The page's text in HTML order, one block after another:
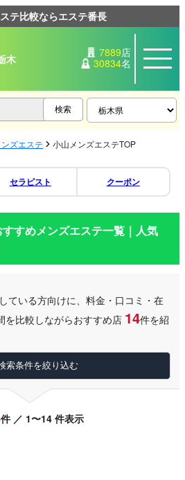
テ比較ならエステ番長
木 7889店
30834名
ズエステ 小山メンズエステTOP
セラピスト クーポン
すめメンズエステ一覧｜人気
ている方向けに、料金・口コミ・在
を比較しながらおすすめ店 14件を紹
索条件を絞り込む
件 ／ 1〜14 件表示